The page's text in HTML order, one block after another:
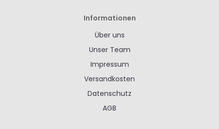
Informationen
Über uns
Unser Team
Impressum
Versandkosten
Datenschutz
AGB